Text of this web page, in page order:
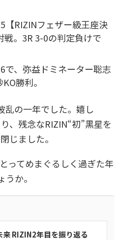
【RIZINフェザー級王座決
戦。3R 3-0の判定負けで
で、弥益ドミネーター聡志
勝利。
乱の一年でした。嬉し
、残念なRIZIN“初”黒星を
じました。
ってめまぐるしく過ぎた年
か。
来 RIZIN2年目を振り返る